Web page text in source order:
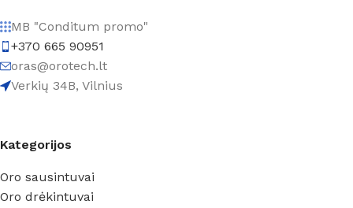
MB "Conditum promo"
+370 665 90951
oras@orotech.lt
Verkių 34B, Vilnius
Kategorijos
Oro sausintuvai
Oro drėkintuvai